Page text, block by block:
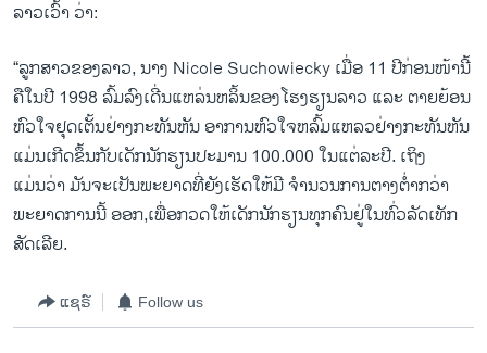
ລາວເວົ້າ ວ່າ:
“ລູກສາວຂອງລາວ, ນາງ Nicole Suchowiecky ເມື່ອ 11 ປີກ່ອນໜ້ານີ້
ຄືໃນປີ 1998 ລົ້ມລົງເດີ່ນແຫລ່ນຫລິ້ນຂອງໂຮງຮຽນລາວ ແລະ ຕາຍຍ້ອນ
ຫົວໃຈຢຸດເຕັ້ນຢ່າງກະທັນຫັນ ອາການຫົວໃຈຫລົ້ມແຫລວຢ່າງກະທັນຫັນ
ແມ່ນເກີດຂຶ້ນກັບເດັກນັກຮຽນປະມານ 100.000 ໃນແຕ່ລະປີ. ເຖິງ
ແມ່ນວ່າ ມັນຈະເປັນພະຍາດທີ່ຍັງເຮັດໃຫ້ມີ ຈຳນວນການຕາງຕ່ຳກວ່າ
ພະຍາດການນີ້ ອອກ,ເພື່ອກວດໃຫ້ເດັກນັກຮຽນທຸກຄົນຢູ່ໃນທົ່ວລັດເທັກ
ສັດເລີຍ.
ແຊຣ໌ Follow us